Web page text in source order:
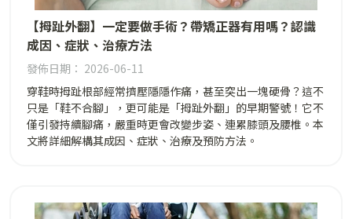
【拇趾外翻】一定要做手術？帶矯正器有用嗎？認識
成因、症狀、治療方法
發佈日期： 2026-06-11
穿鞋時拇趾根部經常擠壓隱隱作痛，甚至突出一塊硬骨？這不
只是「鞋不合腳」，更可能是「拇趾外翻」的早期警號！它不
僅引發持續腳痛，嚴重時更會改變步姿、連累膝頭及腰椎。本
文將詳細解構其成因、症狀、治療及預防方法。